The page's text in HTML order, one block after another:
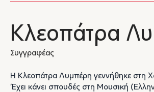
Κλεοπάτρα
Συγγραφέας
Η Κλεοπάτρα Λυμπέρη γεννήθηκε στη
Έχει κάνει σπουδές στη Μουσική